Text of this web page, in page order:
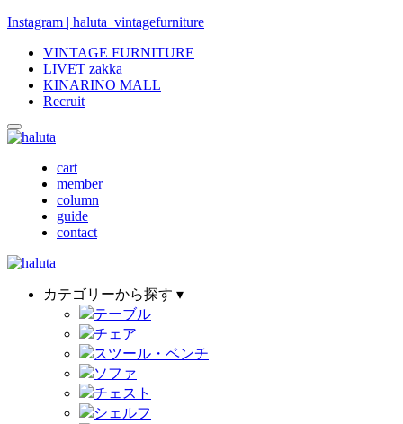
Instagram | haluta_vintagefurniture
VINTAGE FURNITURE
LIVET zakka
KINARINO MALL
Recruit
cart
member
column
guide
contact
カテゴリーから探す ▾
テーブル
チェア
スツール・ベンチ
ソファ
チェスト
シェルフ